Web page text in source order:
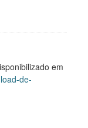
em
de-